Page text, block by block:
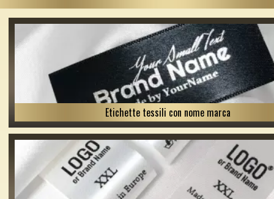
Etichette tessili con nome marca